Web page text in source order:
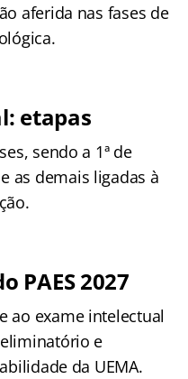
aferida nas fases de
etapas
sendo a 1ª de
as demais ligadas à
PAES 2027
ao exame intelectual
e
da UEMA.